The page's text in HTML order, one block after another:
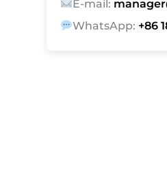
E-mail:
WhatsApp: +86